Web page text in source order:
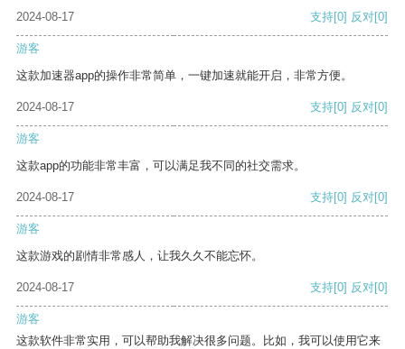
2024-08-17 支持[0] 反对[0]
游客
这款加速器app的操作非常简单，一键加速就能开启，非常方便。
2024-08-17 支持[0] 反对[0]
游客
这款app的功能非常丰富，可以满足我不同的社交需求。
2024-08-17 支持[0] 反对[0]
游客
这款游戏的剧情非常感人，让我久久不能忘怀。
2024-08-17 支持[0] 反对[0]
游客
这款软件非常实用，可以帮助我解决很多问题。比如，我可以使用它来